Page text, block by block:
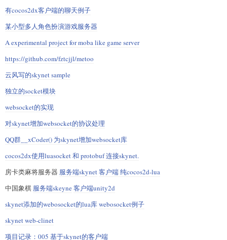
有cocos2dx客户端的聊天例子
某小型多人角色扮演游戏服务器
A experimental project for moba like game server
https://github.com/fztcjjl/metoo
云风写的skynet sample
独立的socket模块
websocket的实现
对skynet增加websocket的协议处理
QQ群__xCoder() 为skynet增加websocket库
cocos2dx使用luasocket 和 protobuf 连接skynet.
房卡类麻将服务器 服务端skynet客户端 纯cocos2d-lua
中国象棋 服务端skeyne客户端unity2d
skynet添加的webosocket的lua库webosocket例子
skynet web-clinet
项目记录：005 基于skynet的客户端